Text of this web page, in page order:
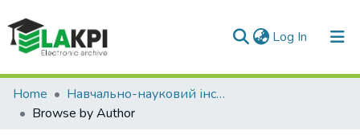
Log In (current)
Communities & Collections
All of DSpace
Home
Навчально-науковий інститут прикладного системного аналізу (НН ІПСА)
Browse by Author